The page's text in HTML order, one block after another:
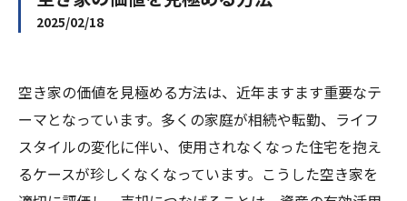
2025/02/18
空き家の価値を見極める方法は、近年ますます重要なテ
ーマとなっています。多くの家庭が相続や転勤、ライフ
スタイルの変化に伴い、使用されなくなった住宅を抱え
るケースが珍しくなくなっています。こうした空き家を